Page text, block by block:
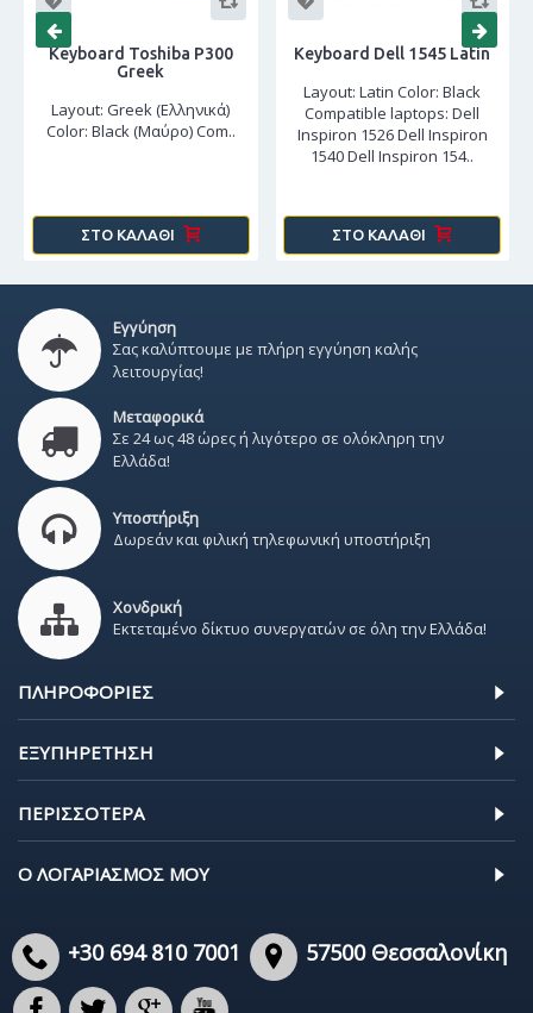
Keyboard Toshiba P300
Greek
Layout: Greek (Ελληνικά)
Color: Black (Μαύρο) Com..
ΣΤΟ ΚΑΛΆΘΙ
Keyboard Dell 1545 Latin
Layout: Latin Color: Black
Compatible laptops: Dell
Inspiron 1526 Dell Inspiron
1540 Dell Inspiron 154..
ΣΤΟ ΚΑΛΆΘΙ
Εγγύηση
Σας καλύπτουμε με πλήρη εγγύηση καλής
λειτουργίας!
Μεταφορικά
Σε 24 ως 48 ώρες ή λιγότερο σε ολόκληρη την
Ελλάδα!
Υποστήριξη
Δωρεάν και φιλική τηλεφωνική υποστήριξη
Χονδρική
Εκτεταμένο δίκτυο συνεργατών σε όλη την Ελλάδα!
ΠΛΗΡΟΦΟΡΊΕΣ
ΕΞΥΠΗΡΈΤΗΣΗ
ΠΕΡΙΣΣΌΤΕΡΑ
Ο ΛΟΓΑΡΙΑΣΜΌΣ ΜΟΥ
+30 694 810 7001 57500 Θεσσαλονίκη